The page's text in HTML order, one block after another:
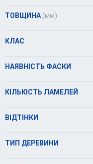
KRONOPOL
CLASSEN
ТОВЩИНА (мм)
КЛАС
32
НАЯВНІСТЬ ФАСКИ
Так
Ні
КІЛЬКІСТЬ ЛАМЕЛЕЙ
2
ВІДТІНКИ
Бежевий
ТИП ДЕРЕВИНИ